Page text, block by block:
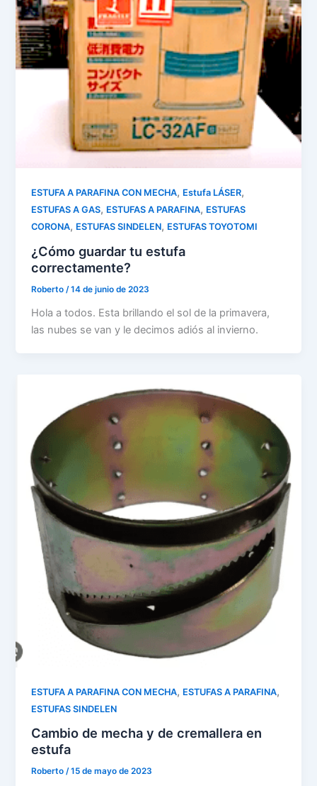
ESTUFA A PARAFINA CON MECHA, Estufa LÁSER,
ESTUFAS A GAS, ESTUFAS A PARAFINA, ESTUFAS
CORONA, ESTUFAS SINDELEN, ESTUFAS TOYOTOMI
¿Cómo guardar tu estufa
correctamente?
Roberto /14 de junio de 2023
Hola a todos. Esta brillando el sol de la primavera,
las nubes se van y le decimos adiós al invierno.
ESTUFA A PARAFINA CON MECHA, ESTUFAS A PARAFINA,
ESTUFAS SINDELEN
Cambio de mecha y de cremallera en
estufa
Roberto/15 de mayo de 2023